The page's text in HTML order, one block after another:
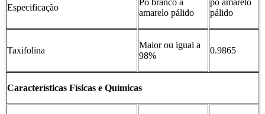
Especificação
amarelo pálido
pálido
Taxifolina
Maior ou igual a
98%
0.9865
Características Físicas e Químicas